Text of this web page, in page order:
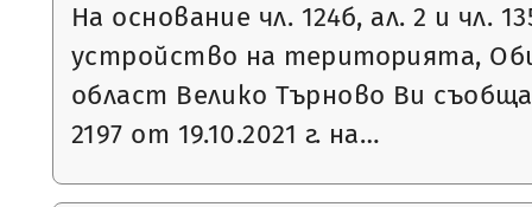
На основание чл. 124б, ал. 2 и чл.
устройство на територията,
област Велико Търново Ви
2197 от 19.10.2021 г. на…